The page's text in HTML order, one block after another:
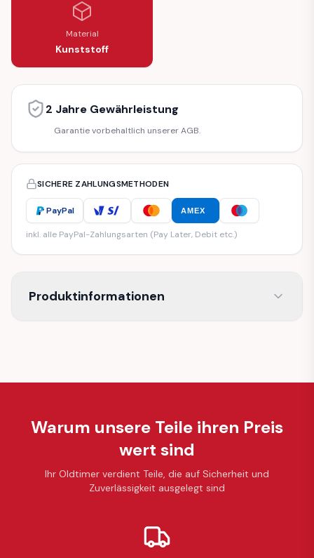
Material
Kunststoff
2 Jahre Gewährleistung
Garantie vorbehaltlich unserer AGB.
SICHERE ZAHLUNGSMETHODEN
PayPal AMEX
inkl. alle PayPal-Zahlungsarten (Pay Later, Debit etc.)
Produktinformationen
Warum unsere Teile ihren Preis
wert sind
Ihr Oldtimer verdient Teile, die auf Sicherheit und
Zuverlässigkeit ausgelegt sind